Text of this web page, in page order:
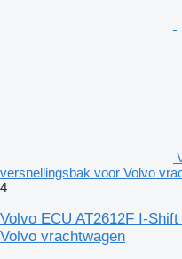
versnellingsbak voor Volvo
4
Volvo ECU AT2612F I-
Volvo vrachtwagen